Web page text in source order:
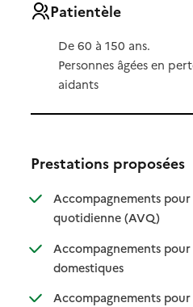
Patientèle
De 60 à 150 ans.
Personnes âgées en
aidants
Prestations proposées
Accompagnements pour
quotidienne (AVQ): disponible
: non
Accompagnements
domestiques: disponible
: non disponible
Accompagnements